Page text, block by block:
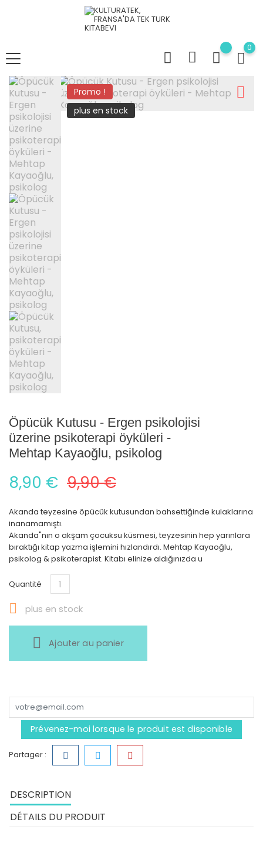
0
Promo !
plus en stock
Öpücük Kutusu - Ergen psikolojisi
üzerine psikoterapi öyküleri -
Mehtap Kayaoğlu, psikolog
8,90 € 9,90 €
Akanda teyzesine öpücük kutusundan bahsettiğinde kulaklarına
inanamamıştı.
Akanda"nın o akşam çocuksu küsmesi, teyzesinin hep yarınlara
bıraktığı kitap yazma işlemini hızlandırdı. Mehtap Kayaoğlu,
psikolog & psikoterapist. Kitabı elinize aldığınızda u
Quantité
 plus en stock
Ajouter au panier
Prévenez-moi lorsque le produit est disponible
Partager :
DESCRIPTION
DÉTAILS DU PRODUIT